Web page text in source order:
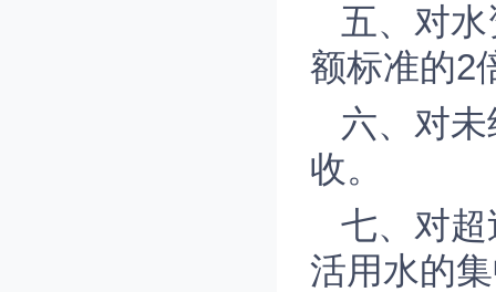
五、对
额标准的2
六、对
收。
七、对
活用水的